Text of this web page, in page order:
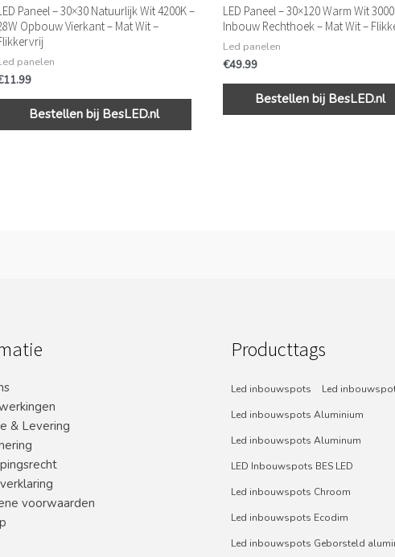
Paneel – 30×30 Natuurlijk Wit 4200K –
Opbouw Vierkant – Mat Wit –
panelen
11.99
Bestellen bij BesLED.nl
LED Paneel – 30×120 Warm Wit
Inbouw Rechthoek – Mat Wit –
Led panelen
€49.99
Bestellen bij BesLED.nl
& Levering
voorwaarden
Producttags
Led inbouwspots
Led
Led inbouwspots Aluminium
Led inbouwspots Aluminum
LED Inbouwspots BES LED
Led inbouwspots Chroom
Led inbouwspots Ecodim
Led inbouwspots Geborsteld